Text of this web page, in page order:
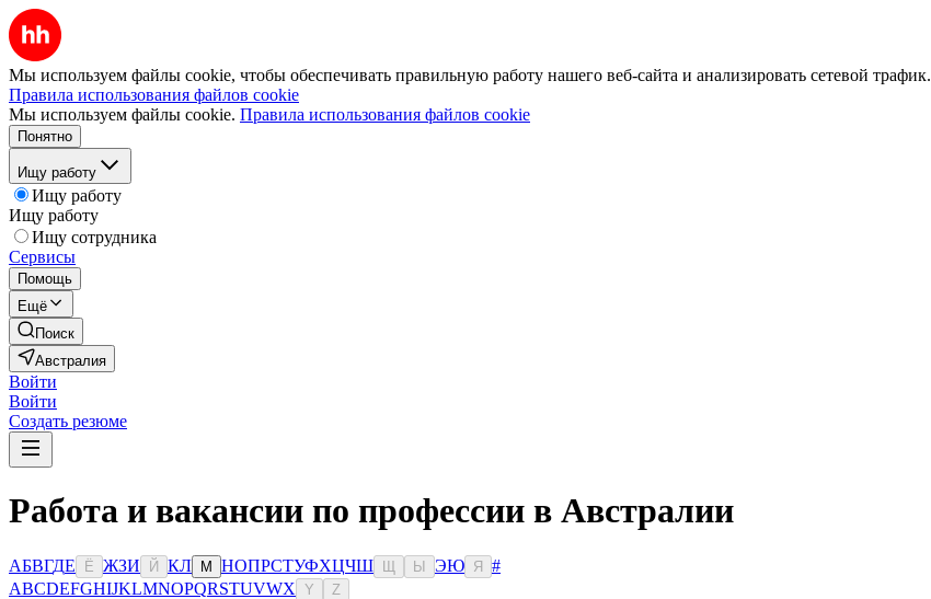
Мы используем файлы cookie, чтобы обеспечивать правильную работу нашего веб-сайта и анализировать сетевой трафик.
Правила использования файлов cookie
Мы используем файлы cookie. Правила использования файлов cookie
Понятно
Ищу работу
Ищу работу
Ищу работу
Ищу сотрудника
Сервисы
Помощь
Ещё
Поиск
Австралия
Войти
Войти
Создать резюме
Работа и вакансии по профессии в Австралии
АБВГДЕ Ё ЖЗИ Й КЛ М НОПРСТУФХЦЧШ Ы ЭЮ Я
#
ABCDEFGHIJKLMNOPQRSTUVWX Y Z